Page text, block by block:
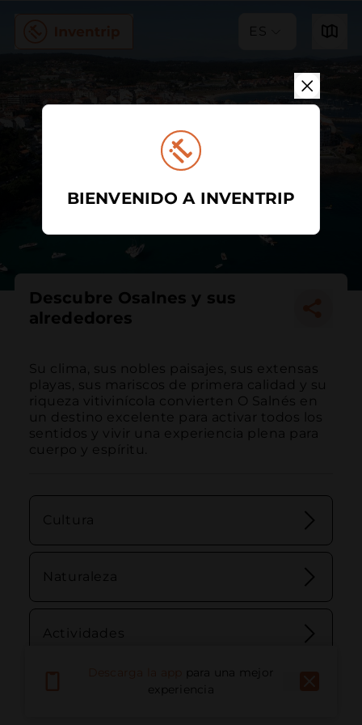
ES
Descubre Osalnes y sus
alrededores
Su clima, sus nobles paisajes, sus extensas
playas, sus mariscos de primera calidad y su
riqueza vitivinícola convierten O Salnés en
un destino excelente para activar todos los
sentidos y vivir una experiencia plena para
cuerpo y espíritu.
Cultura
Naturaleza
Actividades
para una mejor
experiencia
BIENVENIDO A INVENTRIP